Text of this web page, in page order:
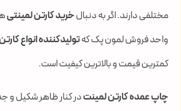
مختلفی دارند. اگر به دنبالخرید کارتن لمینتی
واحد فروش لمون پک کهتولیدکننده انواع
کمترین قیمت و بالاترین کیفیت است.
چاپ عمده کارتن لمینتدر کنار ظاهر شکیل و